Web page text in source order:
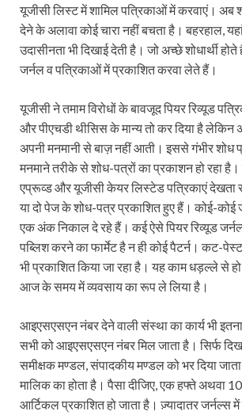
यूजीसी लिस्ट में शामिल पत्रिकाओं में करवाएं। अब
देने के अलावा कोई चारा नहीं बचता है। बहरहाल, यहां
उदासीनता भी दिखाई देती है। जो अच्छे शोधार्थी
जर्नल व पत्रिकाओं में प्रकाशित करवा लेते हैं।
यूजीसी ने तमाम विरोधों के बावजूद पियर रिव्यूड
और पीएचडी थीसिस के मान्य तो कर दिया है
अपनी मनमानी से बाज़ नहीं आती। इससे गंभीर शोध
मनमाने तरीके से शोध-पत्रों का प्रकाशन हो रहा
एप्रूव्ड और यूजीसी केयर लिस्टेड पत्रिकाएं देखता
या दो पेज के शोध-पत्र प्रकाशित हुए हैं। कोई-
एक अंक निकाल दे रहे हैं। कई ऐसे पियर रिव्यूड
पब्लिश करने का फार्मेट है न ही कोई पैटर्न। कट-
भी प्रकाशित किया जा रहा है। यह काम धड़ल्ले से
आज के समय में व्यवसाय का रूप ले लिया है।
आइएसएसएन नंबर देने वाली संस्था का कार्य भी
सभी को आइएसएसएन नंबर मिल जाता है। सिर्फ
समीक्षक मण्डल, संपादकीय मण्डल को भर दिया
मालिक का होता है। पैसा दीजिए, एक हफ्ते अथवा
आर्टिकल प्रकाशित हो जाता है। ज़्यादातर जर्नल्स में